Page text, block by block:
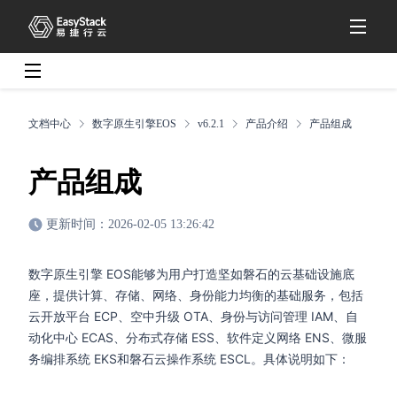
文档中心 数字原生引擎EOS v6.2.1 产品介绍 产品组成
产品组成
更新时间：2026-02-05 13:26:42
数字原生引擎 EOS能够为用户打造坚如磐石的云基础设施底
座，提供计算、存储、网络、身份能力均衡的基础服务，包括
云开放平台 ECP、空中升级 OTA、身份与访问管理 IAM、自
动化中心 ECAS、分布式存储 ESS、软件定义网络 ENS、微服
务编排系统 EKS和磐石云操作系统 ESCL。具体说明如下：